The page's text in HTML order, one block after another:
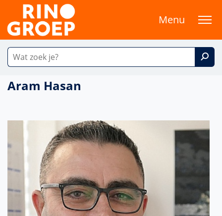
Menu
Aram Hasan